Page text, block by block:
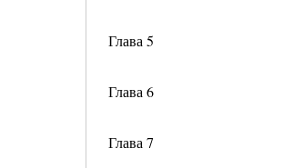
Глава 5
Глава 6
Глава 7